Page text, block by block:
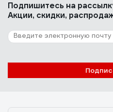
2 отзыва
Отзыв о механизме подачи
Вччеслав Т.
Подпишитесь на
Акции, скидки,